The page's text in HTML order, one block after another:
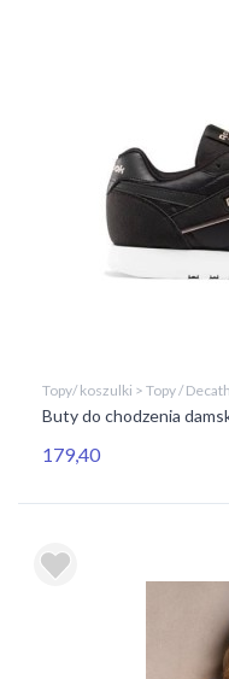
Topy/ koszulki > Topy /
Buty do chodzenia
179,40